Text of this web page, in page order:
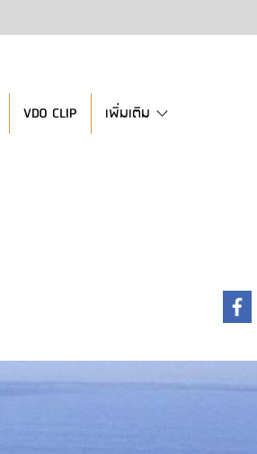
VDO CLIP เพิ่มเติม